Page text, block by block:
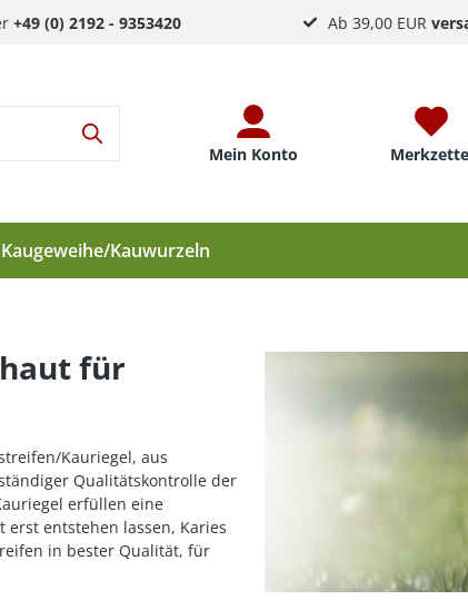
+49 (0) 2192 - 9353420 Ab 39,00 EUR
Mein Konto
Kaugeweihe/Kauwurzeln
für
Kauriegel, aus
Qualitätskontrolle der
erfüllen eine
erst entstehen lassen, Karies
in bester Qualität, für